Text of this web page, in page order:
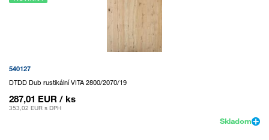
540127
DTDD Dub rustikální VITA 2800/2070/19
287,01 EUR / ks
353,02 EUR s DPH
Skladom